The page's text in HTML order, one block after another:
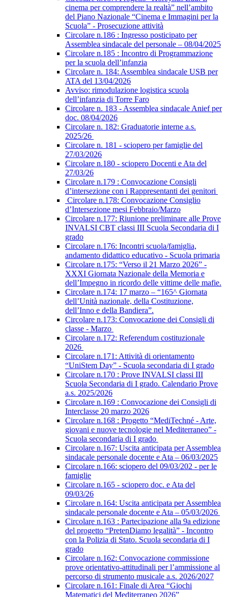
cinema per comprendere la realtà” nell’ambito
del Piano Nazionale “Cinema e Immagini per la
Scuola” - Prosecuzione attività
Circolare n.186 : Ingresso posticipato per
Assemblea sindacale del personale – 08/04/2025
Circolare n.185 : Incontro di Programmazione
per la scuola dell’infanzia
Circolare n. 184: Assemblea sindacale USB per
ATA del 13/04/2026
Avviso: rimodulazione logistica scuola
dell’infanzia di Torre Faro
Circolare n. 183 - Assemblea sindacale Anief per
doc. 08/04/2026
Circolare n. 182: Graduatorie interne a.s.
2025/26
Circolare n. 181 - sciopero per famiglie del
27/03/2026
Circolare n.180 - sciopero Docenti e Ata del
27/03/26
Circolare n.179 : Convocazione Consigli
d’intersezione con i Rappresentanti dei genitori
Circolare n.178: Convocazione Consiglio
d’Intersezione mesi Febbraio/Marzo
Circolare n.177: Riunione preliminare alle Prove
INVALSI CBT classi III Scuola Secondaria di I
grado
Circolare n.176: Incontri scuola/famiglia,
andamento didattico educativo - Scuola primaria
Circolare n.175: “Verso il 21 Marzo 2026” -
XXXI Giornata Nazionale della Memoria e
dell’Impegno in ricordo delle vittime delle mafie.
Circolare n.174: 17 marzo – “165^ Giornata
dell’Unità nazionale, della Costituzione,
dell’Inno e della Bandiera”.
Circolare n.173: Convocazione dei Consigli di
classe - Marzo
Circolare n.172: Referendum costituzionale
2026
Circolare n.171: Attività di orientamento
“UniStem Day” - Scuola secondaria di I grado
Circolare n.170 : Prove INVALSI classi III
Scuola Secondaria di I grado. Calendario Prove
a.s. 2025/2026
Circolare n.169 : Convocazione dei Consigli di
Interclasse 20 marzo 2026
Circolare n.168 : Progetto “MediTechné - Arte,
giovani e nuove tecnologie nel Mediterraneo” -
Scuola secondaria di I grado
Circolare n.167: Uscita anticipata per Assemblea
sindacale personale docente e Ata – 06/03/2025
Circolare n.166: sciopero del 09/03/202 - per le
famiglie
Circolare n.165 - sciopero doc. e Ata del
09/03/26
Circolare n.164: Uscita anticipata per Assemblea
sindacale personale docente e Ata – 05/03/2026
Circolare n.163 : Partecipazione alla 9a edizione
del progetto “PretenDiamo legalità” - Incontro
con la Polizia di Stato. Scuola secondaria di I
grado
Circolare n.162: Convocazione commissione
prove orientativo-attitudinali per l’ammissione al
percorso di strumento musicale a.s. 2026/2027
Circolare n.161: Finale di Area “Giochi
Matematici del Mediterraneo 2026”